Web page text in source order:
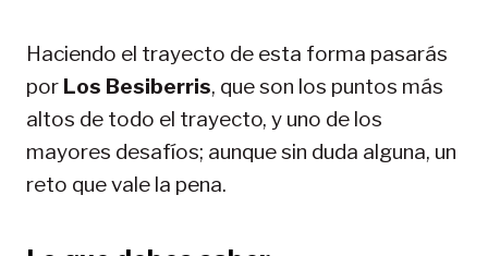
Haciendo el trayecto de esta forma pasarás
por Los Besiberris, que son los puntos más
altos de todo el trayecto, y uno de los
mayores desafíos; aunque sin duda alguna, un
reto que vale la pena.